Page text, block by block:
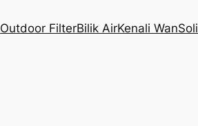
Outdoor FilterBilik AirKenali WanSoli